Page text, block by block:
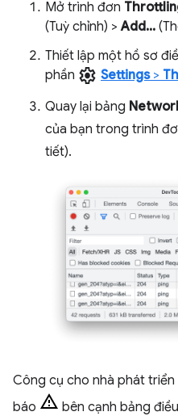
Mở trình đơn
(Tuỳ chỉnh) >Add...
Thiết lập một hồ sơ
phần settings Settings>
Quay lại bảng
của bạn trong trình
tiết).
Công cụ cho nhà phát
báo
bên cạnh bảng